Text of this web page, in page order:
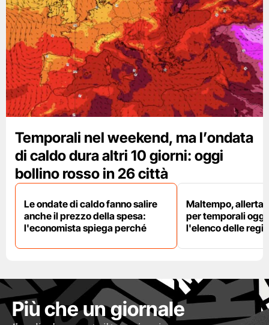
Temporali nel weekend, ma l’ondata
di caldo dura altri 10 giorni: oggi
bollino rosso in 26 città
Le ondate di caldo fanno salire
anche il prezzo della spesa:
l'economista spiega perché
Maltempo, allerta
per temporali oggi
l'elenco delle
Più che un giornale